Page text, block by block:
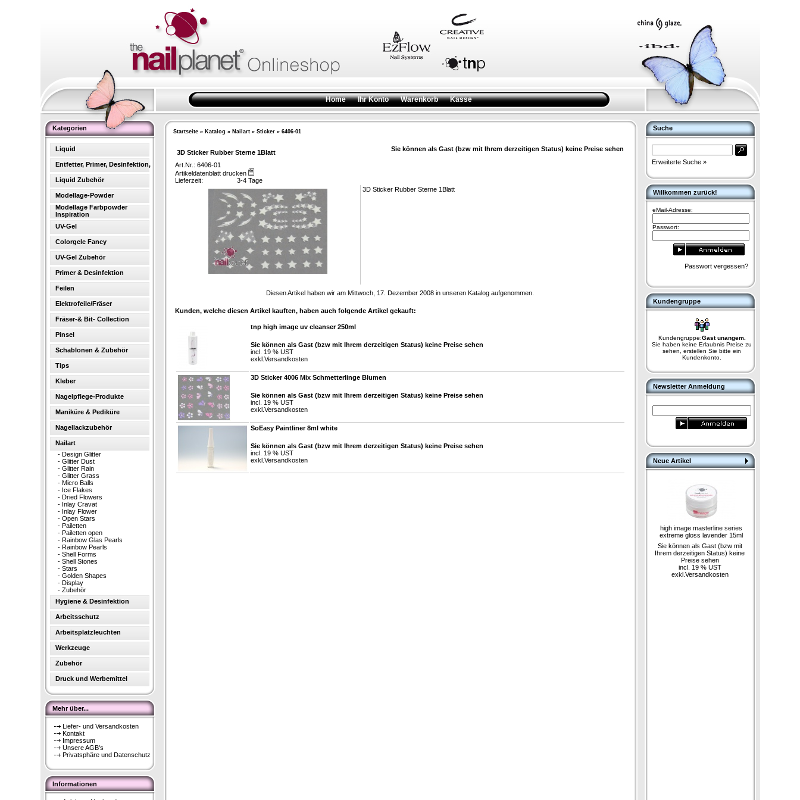
Home Ihr Konto Warenkorb Kasse
Kategorien
Liquid
Entfetter, Primer, Desinfektion,
Liquid Zubehör
Modellage-Powder
Modellage Farbpowder
Inspiration
UV-Gel
Colorgele Fancy
UV-Gel Zubehör
Primer & Desinfektion
Feilen
Elektrofeile/Fräser
Fräser-& Bit- Collection
Pinsel
Schablonen & Zubehör
Tips
Kleber
Nagelpflege-Produkte
Maniküre & Pediküre
Nagellackzubehör
Nailart
- Design Glitter
- Glitter Dust
- Glitter Rain
- Glitter Grass
- Micro Balls
- Ice Flakes
- Dried Flowers
- Inlay Cravat
- Inlay Flower
- Open Stars
- Pailetten
- Pailetten open
- Rainbow Glas Pearls
- Rainbow Pearls
- Shell Forms
- Shell Stones
- Stars
- Golden Shapes
- Display
- Zubehör
Hygiene & Desinfektion
Arbeitsschutz
Arbeitsplatzleuchten
Werkzeuge
Zubehör
Druck und Werbemittel
Mehr über...
Liefer- und Versandkosten
Kontakt
Impressum
Unsere AGB's
Privatsphäre und Datenschutz
Informationen
Startseite» Katalog » Nailart» Sticker» 6406-01
3D Sticker Rubber Sterne 1Blatt Sie können als Gast (bzw mit Ihrem derzeitigen Status) keine Preise sehen
Art.Nr.: 6406-01
Artikeldatenblatt drucken
Lieferzeit:
3-4 Tage
3D Sticker Rubber Sterne 1Blatt
Diesen Artikel haben wir am Mittwoch, 17. Dezember 2008 in unseren Katalog aufgenommen.
Kunden, welche diesen Artikel kauften, haben auch folgende Artikel gekauft:
tnp high image uv cleanser 250ml
Sie können als Gast (bzw mit Ihrem derzeitigen Status) keine Preise sehen
incl. 19 % UST
exkl. Versandkosten
3D Sticker 4006 Mix Schmetterlinge Blumen
Sie können als Gast (bzw mit Ihrem derzeitigen Status) keine Preise sehen
incl. 19 % UST
exkl. Versandkosten
SoEasy Paintliner 8ml white
Sie können als Gast (bzw mit Ihrem derzeitigen Status) keine Preise sehen
incl. 19 % UST
exkl. Versandkosten
Suche
Erweiterte Suche »
Willkommen zurück!
eMail-Adresse:
Passwort:
Passwort vergessen?
Kundengruppe
Kundengruppe:Gast unangem.
Sie haben keine Erlaubnis Preise zu
sehen, erstellen Sie bitte ein
Kundenkonto.
Newsletter Anmeldung
Neue Artikel
high image masterline series
extreme gloss lavender 15ml
Sie können als Gast (bzw mit
Ihrem derzeitigen Status) keine
Preise sehen
incl. 19 % UST
exkl. Versandkosten